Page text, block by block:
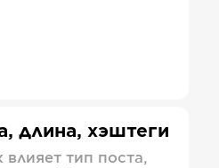
длина, хэштеги
влияет тип поста,